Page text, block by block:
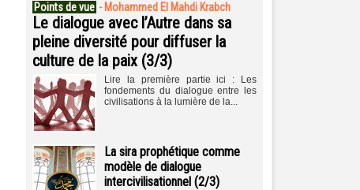
Points de vue - Mohammed El Mahdi Krabch
Le dialogue avec l’Autre dans sa
pleine diversité pour diffuser la
culture de la paix (3/3)
Lire la première partie ici : Les
fondements du dialogue entre les
civilisations à la lumière de la...
La sira prophétique comme
modèle de dialogue
intercivilisationnel (2/3)